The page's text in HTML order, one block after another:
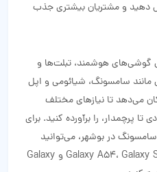
دهید و مشتریان بیشتری جذب
گوشی‌های هوشمند، تبلت‌ها و
مانند سامسونگ، شیائومی و اپل
می‌دهد تا نیازهای مختلف
پرچمدار، را برآورده کنید. برای
در بوشهر، می‌توانید
مدل‌های پرفروشی مانند Galaxy A54، Galaxy S23 Ultra و Galaxy